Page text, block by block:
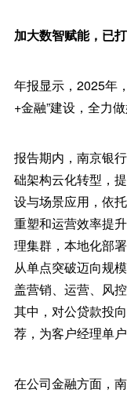
加大数智赋能，已
年报显示，2025年
+金融”建设，全力
报告期内，南京银
础架构云化转型，
设与场景应用，依
重塑和运营效率提
理集群，本地化部
从单点突破迈向规
盖营销、运营、风
其中，对公贷款投
荐，为客户经理单
在公司金融方面，